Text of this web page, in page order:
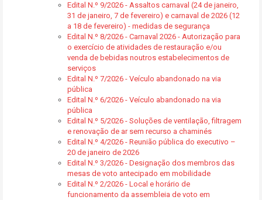
Edital N.º 9/2026 - Assaltos carnaval (24 de janeiro,
31 de janeiro, 7 de fevereiro) e carnaval de 2026 (12
a 18 de fevereiro) - medidas de segurança
Edital N.º 8/2026 - Carnaval 2026 - Autorização para
o exercício de atividades de restauração e/ou
venda de bebidas noutros estabelecimentos de
serviços
Edital N.º 7/2026 - Veículo abandonado na via
pública
Edital N.º 6/2026 - Veículo abandonado na via
pública
Edital N.º 5/2026 - Soluções de ventilação, filtragem
e renovação de ar sem recurso a chaminés
Edital N.º 4/2026 - Reunião pública do executivo –
20 de janeiro de 2026
Edital N.º 3/2026 - Designação dos membros das
mesas de voto antecipado em mobilidade
Edital N.º 2/2026 - Local e horário de
funcionamento da assembleia de voto em